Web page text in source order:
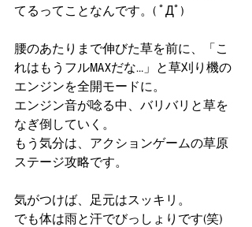
てるってことなんです。( ﾟДﾟ)
腰のあたりまで伸びた草を前に、「こ
れはもうフルMAXだな…」と草刈り機の
エンジンを全開モードに。
エンジン音が唸る中、バリバリと草を
なぎ倒していく。
もう気分は、アクションゲームの草原
ステージ攻略です。
気がつけば、足元はスッキリ。
でも体は雨と汗でびっしょりです(笑)